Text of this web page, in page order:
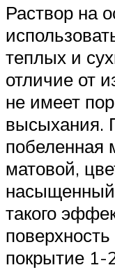
Раствор на
теплых и
отличие от
не имеет
высыхания.
побеленная
матовой,
такого
покрытие 1-